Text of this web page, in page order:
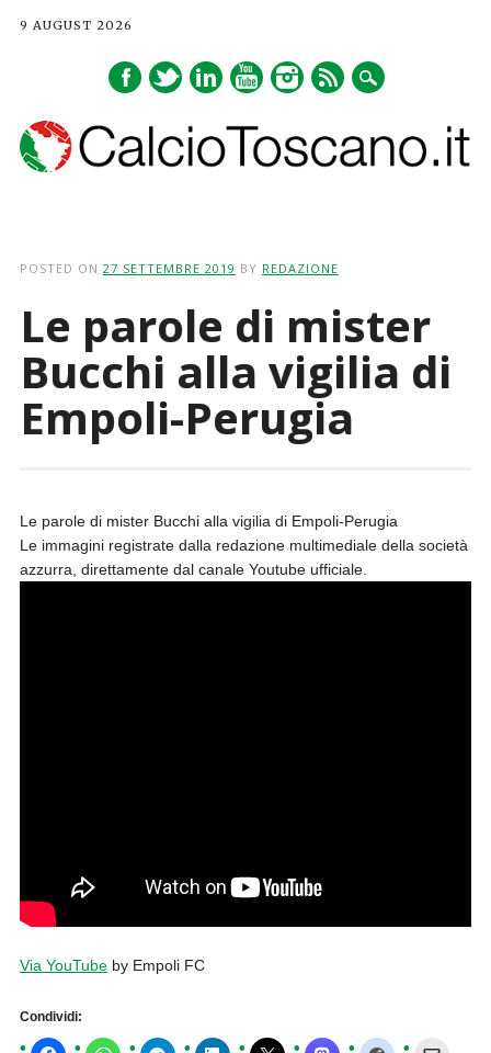
9 AUGUST 2026
POSTED ON 27 SETTEMBRE 2019 BY REDAZIONE
Le parole di mister
Bucchi alla vigilia di
Empoli-Perugia
Le parole di mister Bucchi alla vigilia di Empoli-Perugia
Le immagini registrate dalla redazione multimediale della società
azzurra, direttamente dal canale Youtube ufficiale.
Via YouTubeby Empoli FC
Condividi: